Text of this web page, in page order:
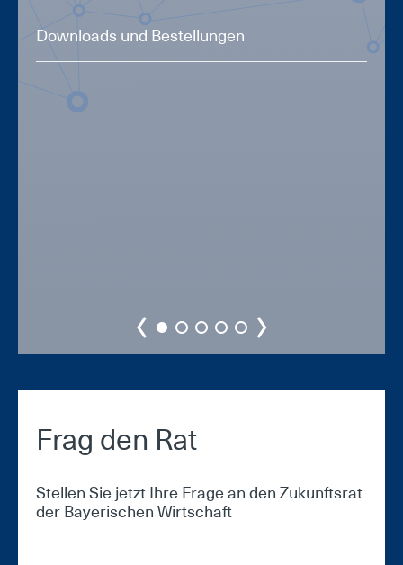
Downloads und Bestellungen
Frag den Rat
Stellen Sie jetzt Ihre Frage an den Zukunftsrat
der Bayerischen Wirtschaft